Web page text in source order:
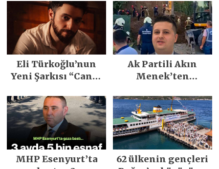
Emeğiyle Son
Yılların En Büyük
Festivali
Gerçekleşti
Eli Türkoğlu’nun
Yeni Şarkısı “Canın
İlgi Gördü!..
Ak Partili Akın
Menek’ten
heyelan sonrası
kritik uyarı
MHP Esenyurt’ta
62 ülkenin gençleri